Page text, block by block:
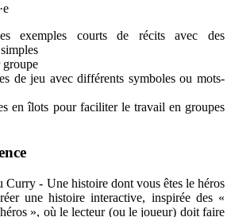
exemples courts de récits avec des
groupe
de jeu avec différents symboles ou mots-
en îlots pour faciliter le travail en groupes
- Une histoire dont vous êtes le héros
une histoire interactive, inspirée des «
», où le lecteur (ou le joueur) doit faire